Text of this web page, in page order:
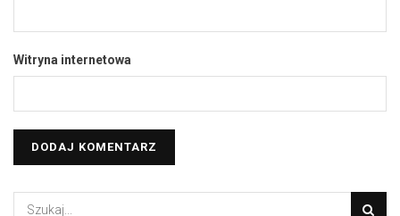
Witryna internetowa